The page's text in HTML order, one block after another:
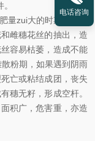
量zui大的时期，如果
雌穗花丝的抽出，造
容易枯萎，造成不能
粉期，如果遇到阴雨
亡或粘结成团，丧失
穗无籽，形成空杆。
积广，危害重，亦造
电话咨询